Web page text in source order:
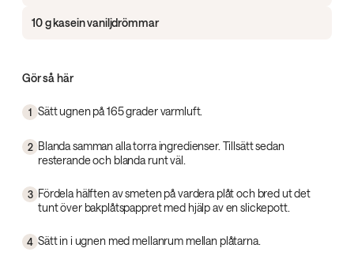
10 g kasein vaniljdrömmar
Gör så här
1 Sätt ugnen på 165 grader varmluft.
2 Blanda samman alla torra ingredienser. Tillsätt sedan
resterande och blanda runt väl.
3 Fördela hälften av smeten på vardera plåt och bred ut det
tunt över bakplåtspappret med hjälp av en slickepott.
4 Sätt in i ugnen med mellanrum mellan plåtarna.